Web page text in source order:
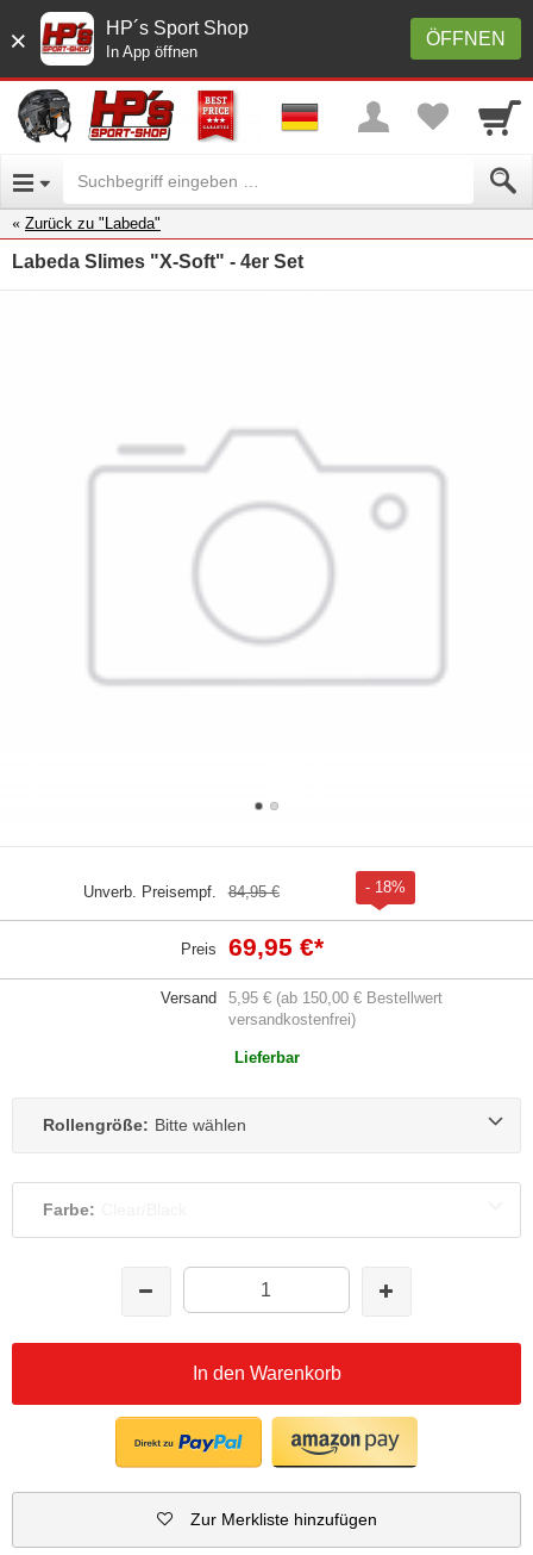
× ÖFFNEN
HP´s Sport Shop
In App öffnen
Zurück zu "Labeda"
Labeda Slimes "X-Soft" - 4er Set
Unverb. Preisempf. 84,95 € - 18%
Preis 69,95 €*
Versand
5,95 € (ab 150,00 € Bestellwert
versandkostenfrei)
Lieferbar
Rollengröße: Bitte wählen
Farbe:
In den Warenkorb
Zur Merkliste hinzufügen